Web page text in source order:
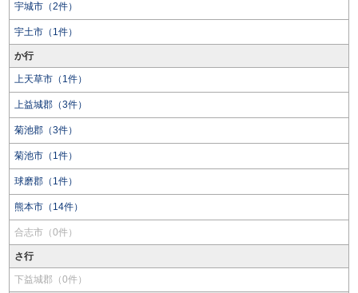
宇城市（2件）
宇土市（1件）
か行
上天草市（1件）
上益城郡（3件）
菊池郡（3件）
菊池市（1件）
球磨郡（1件）
熊本市（14件）
合志市（0件）
さ行
下益城郡（0件）